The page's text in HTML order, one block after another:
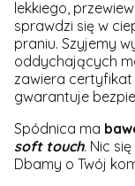
lekkiego,
sprawdzi się w
praniu. Szyjemy
oddychających
zawiera certyfikat
gwarantuje
Spódnica ma
soft touch. Nic się
Dbamy o Twój